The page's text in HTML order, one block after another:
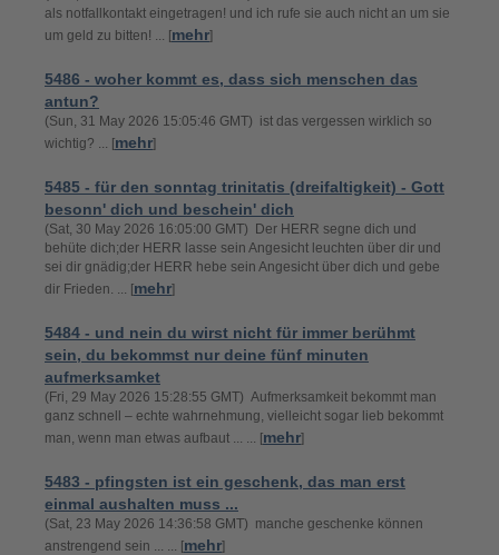
als notfallkontakt eingetragen! und ich rufe sie auch nicht an um sie
um geld zu bitten! ... [mehr]
5486 - woher kommt es, dass sich menschen das
antun?
(Sun, 31 May 2026 15:05:46 GMT) ist das vergessen wirklich so
wichtig? ... [mehr]
5485 - für den sonntag trinitatis (dreifaltigkeit) - Gott
besonn' dich und beschein' dich
(Sat, 30 May 2026 16:05:00 GMT) Der HERR segne dich und
behüte dich;der HERR lasse sein Angesicht leuchten über dir und
sei dir gnädig;der HERR hebe sein Angesicht über dich und gebe
dir Frieden. ... [mehr]
5484 - und nein du wirst nicht für immer berühmt
sein, du bekommst nur deine fünf minuten
aufmerksamket
(Fri, 29 May 2026 15:28:55 GMT) Aufmerksamkeit bekommt man
ganz schnell – echte wahrnehmung, vielleicht sogar lieb bekommt
man, wenn man etwas aufbaut ... ... [mehr]
5483 - pfingsten ist ein geschenk, das man erst
einmal aushalten muss ...
(Sat, 23 May 2026 14:36:58 GMT) manche geschenke können
anstrengend sein ... ... [mehr]